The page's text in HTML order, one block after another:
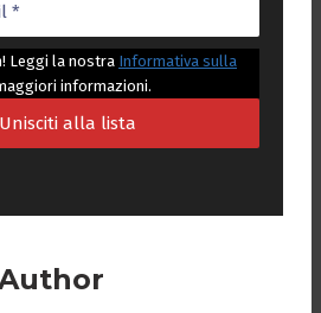
Leggi la nostra Informativa sulla
informazioni.